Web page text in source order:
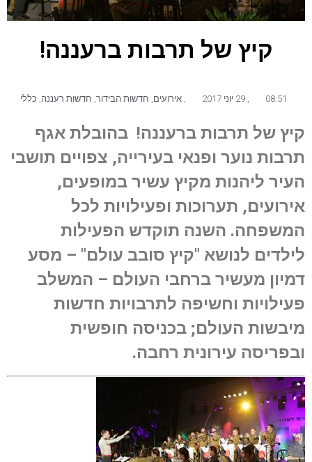
קיץ של תרבות ברעננה!
08:51 29 יוני 2017 אירועים חדשות הבידור חדשות רעננה כללי
קיץ של תרבות ברעננה! בהובלת אגף
תרבות נוער ופנאי בעירייה, צפויים תושבי
העיר ליהנות מקיץ עשיר במופעים,
אירועים, תערוכות ופעילויות לכל
המשפחה. השנה תוקדש הפעילות
לילדים לנושא "קיץ סובב עולם" – מסע
דמיון מעשיר ברחבי העולם – המשלב
פעילויות וחשיפה לתרבויות חדשות
מיבשות העולם; בכניסה חופשית
ובפריסה עירונית רחבה.